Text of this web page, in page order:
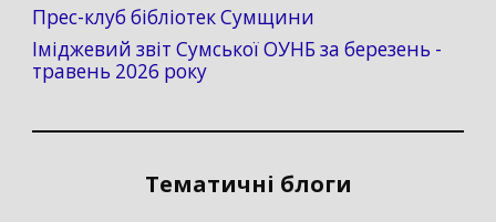
Прес-клуб бібліотек Сумщини
Іміджевий звіт Сумської ОУНБ за березень -
травень 2026 року
Тематичні блоги